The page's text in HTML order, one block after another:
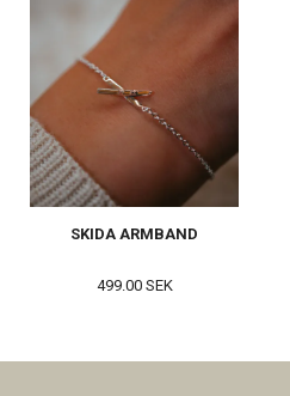
SKIDA ARMBAND
499.00 SEK